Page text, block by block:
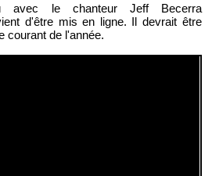
avec le chanteur Jeff Becerra
d'être mis en ligne. Il devrait être
courant de l'année.